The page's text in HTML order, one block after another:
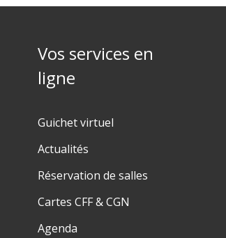
Vos services en
ligne
Guichet virtuel
Actualités
Réservation de salles
Cartes CFF & CGN
Agenda